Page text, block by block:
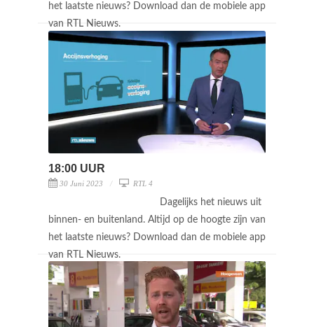
het laatste nieuws? Download dan de mobiele app
van RTL Nieuws.
18:00 UUR
30 Juni 2023 RTL 4
Dagelijks het nieuws uit
binnen- en buitenland. Altijd op de hoogte zijn van
het laatste nieuws? Download dan de mobiele app
van RTL Nieuws.